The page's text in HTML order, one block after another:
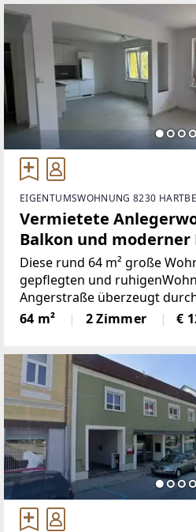
EIGENTUMSWOHNUNG 8230
Vermietete
Balkon und moderner
zentraler Lage!
Diese rund 64 m² große
gepflegten und
Angerstraße überzeugt
optimaleRaumaufteilung und
Wohnatmosphäre. Die
64 m² 2 Zimmer €